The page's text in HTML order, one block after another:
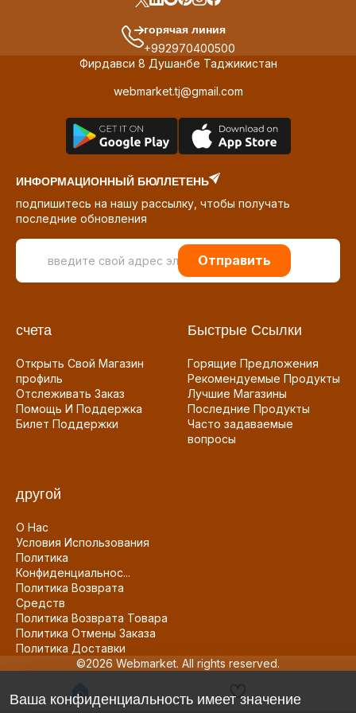
горячая линия
+992970400500
Фирдавси 8 Душанбе Таджикистан
webmarket.tj@gmail.com
ИНФОРМАЦИОННЫЙ БЮЛЛЕТЕНЬ
подпишитесь на нашу рассылку, чтобы получать
последние обновления
Отправить
счета
Открыть Свой Магазин
профиль
Отслеживать Заказ
Помощь И Поддержка
Билет Поддержки
Быстрые Ссылки
Горящие Предложения
Рекомендуемые Продукты
Лучшие Магазины
Последние Продукты
Часто задаваемые
вопросы
другой
О Нас
Условия Использования
Политика
Конфиденциальнос...
Политика Возврата
Средств
Политика Возврата Товара
Политика Отмены Заказа
Политика Доставки
©2026 Webmarket. All rights reserved.
Ваша конфиденциальность имеет значение